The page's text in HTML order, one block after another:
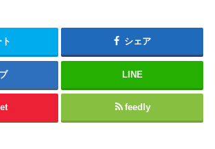
シェア
LINE
feedly